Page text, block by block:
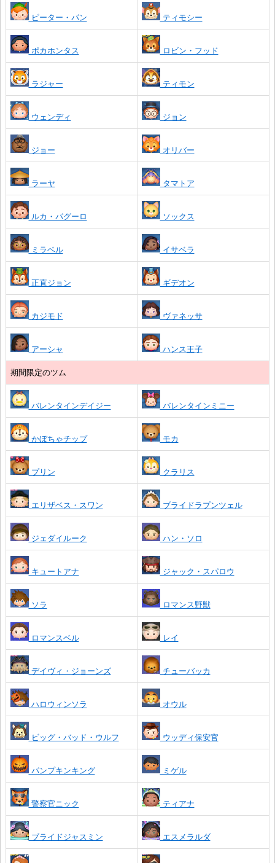
ピーター・パン ティモシー
ポカホンタス ロビン・フッド
ラジャー ティモン
ウェンディ ジョン
ジョー オリバー
ラーヤ タマトア
ルカ・パグーロ ソックス
ミラベル イサベラ
正直ジョン ギデオン
カジモド ヴァネッサ
アーシャ ハンス王子
期間限定のツム
バレンタインデイジー バレンタインミニー
かぼちゃチップ モカ
プリン クラリス
エリザベス・スワン ブライドラプンツェル
ジェダイルーク ハン・ソロ
キュートアナ ジャック・スパロウ
ソラ ロマンス野獣
ロマンスベル レイ
デイヴィ・ジョーンズ チューバッカ
ハロウィンソラ オウル
ビッグ・バッド・ウルフ ウッディ保安官
パンプキンキング ミゲル
警察官ニック ティアナ
ブライドジャスミン エスメラルダ